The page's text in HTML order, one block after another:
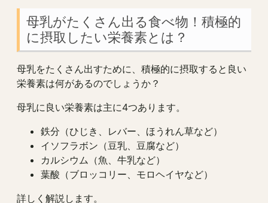
母乳がたくさん出る食べ物！積極的
に摂取したい栄養素とは？
母乳をたくさん出すために、積極的に摂取すると良い
栄養素は何があるのでしょうか？
母乳に良い栄養素は主に4つあります。
鉄分（ひじき、レバー、ほうれん草など）
イソフラボン（豆乳、豆腐など）
カルシウム（魚、牛乳など）
葉酸（ブロッコリー、モロヘイヤなど）
詳しく解説します。